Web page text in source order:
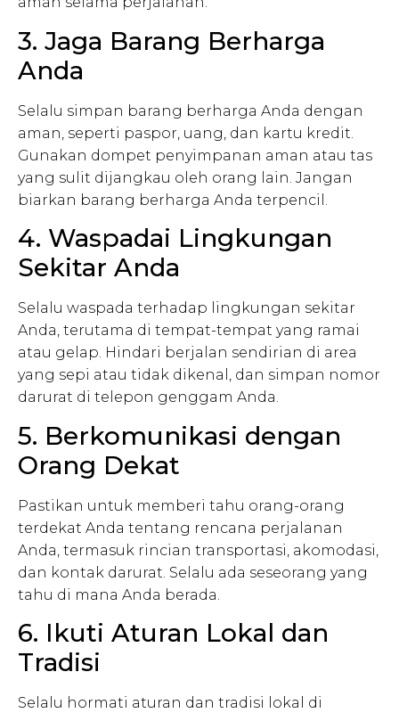
3. Jaga Barang Berharga
Anda
Selalu simpan barang berharga Anda dengan
aman, seperti paspor, uang, dan kartu kredit.
Gunakan dompet penyimpanan aman atau tas
yang sulit dijangkau oleh orang lain. Jangan
biarkan barang berharga Anda terpencil.
4. Waspadai Lingkungan
Sekitar Anda
Selalu waspada terhadap lingkungan sekitar
Anda, terutama di tempat-tempat yang ramai
atau gelap. Hindari berjalan sendirian di area
yang sepi atau tidak dikenal, dan simpan nomor
darurat di telepon genggam Anda.
5. Berkomunikasi dengan
Orang Dekat
Pastikan untuk memberi tahu orang-orang
terdekat Anda tentang rencana perjalanan
Anda, termasuk rincian transportasi, akomodasi,
dan kontak darurat. Selalu ada seseorang yang
tahu di mana Anda berada.
6. Ikuti Aturan Lokal dan
Tradisi
Selalu hormati aturan dan tradisi lokal di